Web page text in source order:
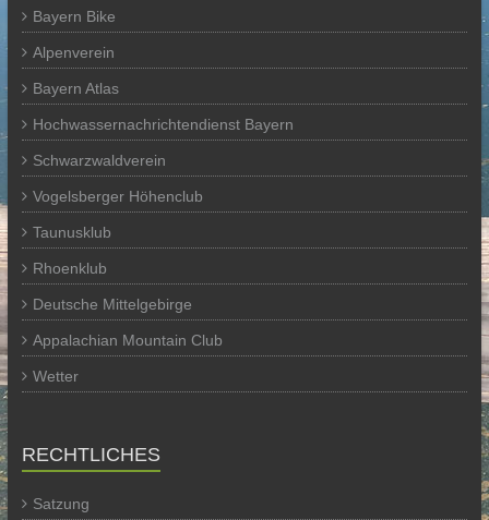
Bayern Bike
Alpenverein
Bayern Atlas
Hochwassernachrichtendienst Bayern
Schwarzwaldverein
Vogelsberger Höhenclub
Taunusklub
Rhoenklub
Deutsche Mittelgebirge
Appalachian Mountain Club
Wetter
RECHTLICHES
Satzung